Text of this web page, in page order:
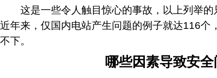
这是一些令人触目惊心的事故，以上列举的
近年来，仅国内电站产生问题的例子就达116个
不下。
哪些因素导致安